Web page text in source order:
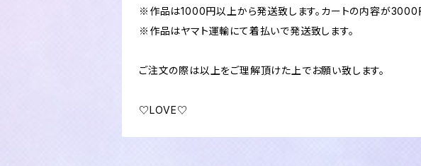
※作品は1000円以上から発送致します。カートの内容が3000
※作品はヤマト運輸にて着払いで発送致します。
ご注文の際は以上をご理解頂けた上でお願い致します。
♡LOVE♡